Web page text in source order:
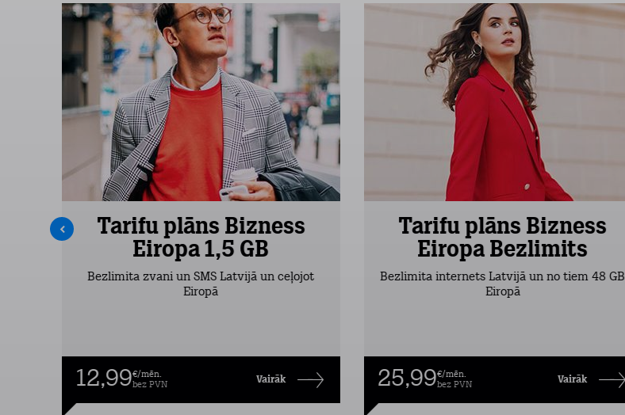
Tarifu plāns Bizness
Eiropa 1,5 GB
Bezlimita zvani un SMS Latvijā un ceļojot
Eiropā
12,99€/mēn.
bez PVN
Vairāk
Tarifu plāns Bizness
Eiropa Bezlimits
Bezlimita internets Latvijā un no tiem 48 GB
Eiropā
25,99€/mēn.
bez PVN
Vairāk